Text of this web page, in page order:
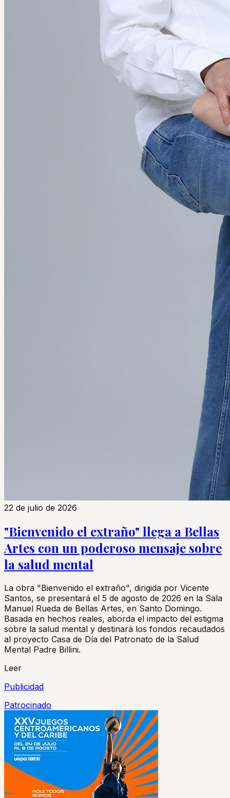
22 de julio de 2026
"Bienvenido el extraño" llega a Bellas
Artes con un poderoso mensaje sobre
la salud mental
La obra "Bienvenido el extraño", dirigida por Vicente
Santos, se presentará el 5 de agosto de 2026 en la Sala
Manuel Rueda de Bellas Artes, en Santo Domingo.
Basada en hechos reales, aborda el impacto del estigma
sobre la salud mental y destinará los fondos recaudados
al proyecto Casa de Día del Patronato de la Salud
Mental Padre Billini.
Leer
Publicidad
Patrocinado